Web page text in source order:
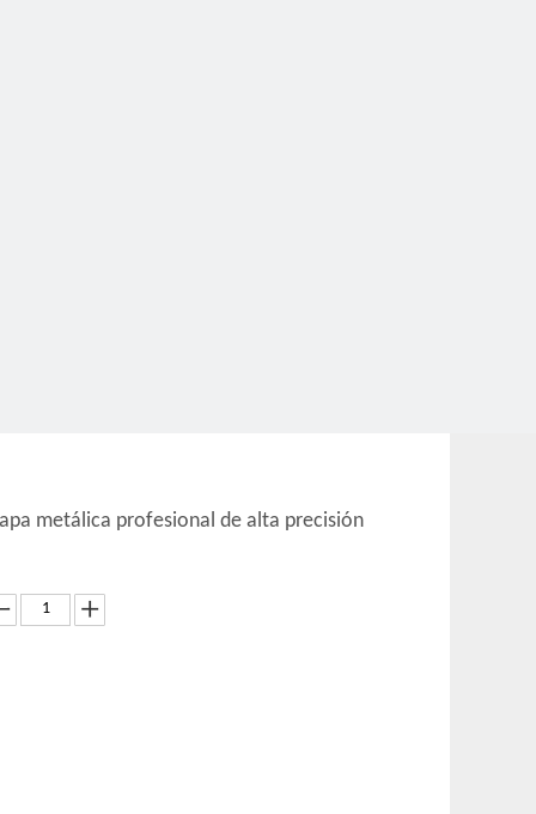
metálica profesional de alta precisión